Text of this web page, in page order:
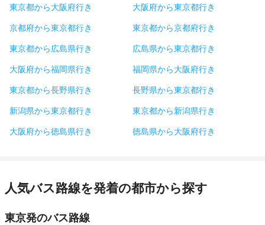
東京都から大阪府行き 大阪府から東京都行き
京都府から東京都行き 東京都から京都府行き
東京都から広島県行き 広島県から東京都行き
大阪府から福岡県行き 福岡県から大阪府行き
東京都から長野県行き 長野県から東京都行き
新潟県から東京都行き 東京都から新潟県行き
大阪府から徳島県行き 徳島県から大阪府行き
人気バス路線を発着の都市から探す
東京発のバス路線